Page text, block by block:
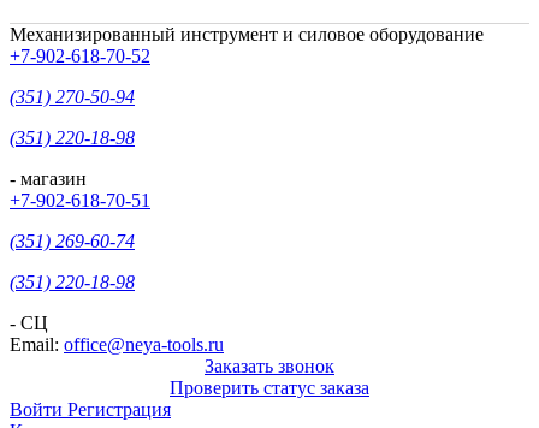
Механизированный инструмент и силовое оборудование
+7-902-618-70-52
(351) 270-50-94
(351) 220-18-98
- магазин
+7-902-618-70-51
(351) 269-60-74
(351) 220-18-98
- СЦ
Email: office@neya-tools.ru
Заказать звонок
Проверить статус заказа
Войти Регистрация